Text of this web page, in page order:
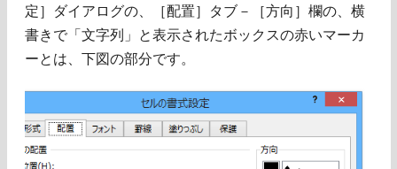
定］ダイアログの、［配置］タブ－［方向］欄の、横
書きで「文字列」と表示されたボックスの赤いマーカ
ーとは、下図の部分です。